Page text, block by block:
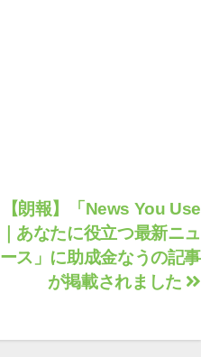
【朗報】「News You Use
｜あなたに役立つ最新ニュ
ース」に助成金なうの記事
が掲載されました